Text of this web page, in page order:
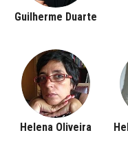
Guilherme Duarte
Helena Oliveira